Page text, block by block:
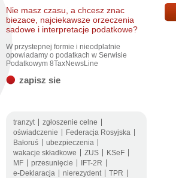
Nie masz czasu, a chcesz znac
biezace, najciekawsze orzeczenia
sadowe i interpretacje podatkowe?
W przystepnej formie i nieodplatnie
opowiadamy o podatkach w Serwisie
Podatkowym 8TaxNewsLine
zapisz sie
tranzyt
zgłoszenie celne
oświadczenie
Federacja Rosyjska
Bałoruś
ubezpieczenia
wakacje składkowe
ZUS
KSeF
MF
przesunięcie
IFT-2R
e-Deklaracja
nierezydent
TPR